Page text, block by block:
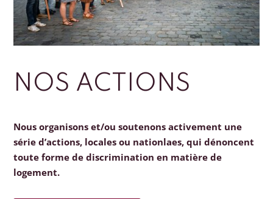
NOS ACTIONS
Nous organisons et/ou soutenons activement une
série d’actions, locales ou nationlaes, qui dénoncent
toute forme de discrimination en matière de
logement.